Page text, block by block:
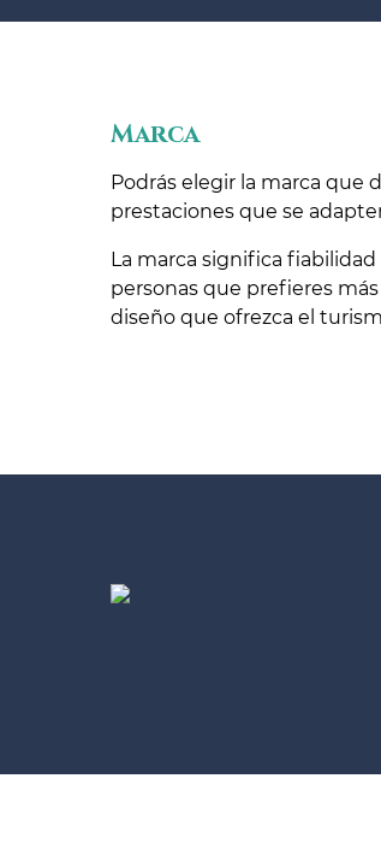
Marca
Podrás elegir la marca que
prestaciones que se
La marca significa
personas que prefieres
diseño que ofrezca el